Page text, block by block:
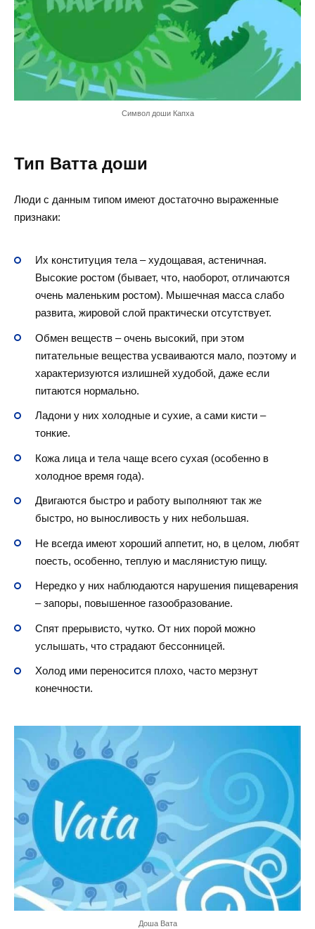
Символ доши Капха
Тип Ватта доши
Люди с данным типом имеют достаточно выраженные
признаки:
Их конституция тела – худощавая, астеничная.
Высокие ростом (бывает, что, наоборот, отличаются
очень маленьким ростом). Мышечная масса слабо
развита, жировой слой практически отсутствует.
Обмен веществ – очень высокий, при этом
питательные вещества усваиваются мало, поэтому и
характеризуются излишней худобой, даже если
питаются нормально.
Ладони у них холодные и сухие, а сами кисти –
тонкие.
Кожа лица и тела чаще всего сухая (особенно в
холодное время года).
Двигаются быстро и работу выполняют так же
быстро, но выносливость у них небольшая.
Не всегда имеют хороший аппетит, но, в целом, любят
поесть, особенно, теплую и маслянистую пищу.
Нередко у них наблюдаются нарушения пищеварения
– запоры, повышенное газообразование.
Спят прерывисто, чутко. От них порой можно
услышать, что страдают бессонницей.
Холод ими переносится плохо, часто мерзнут
конечности.
Доша Вата